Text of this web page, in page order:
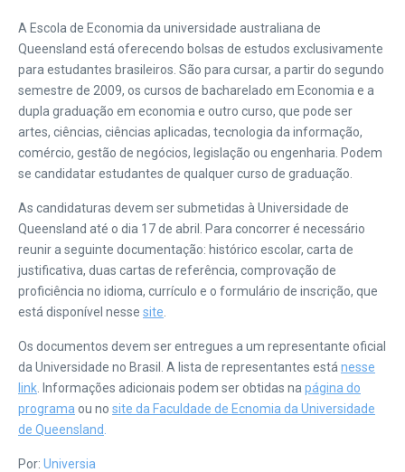
A Escola de Economia da universidade australiana de
Queensland está oferecendo bolsas de estudos exclusivamente
para estudantes brasileiros. São para cursar, a partir do segundo
semestre de 2009, os cursos de bacharelado em Economia e a
dupla graduação em economia e outro curso, que pode ser
artes, ciências, ciências aplicadas, tecnologia da informação,
comércio, gestão de negócios, legislação ou engenharia. Podem
se candidatar estudantes de qualquer curso de graduação.
As candidaturas devem ser submetidas à Universidade de
Queensland até o dia 17 de abril. Para concorrer é necessário
reunir a seguinte documentação: histórico escolar, carta de
justificativa, duas cartas de referência, comprovação de
proficiência no idioma, currículo e o formulário de inscrição, que
está disponível nesse site
Os documentos devem ser entregues a um representante oficial
da Universidade no Brasil. A lista de representantes está nesse
link . Informações adicionais podem ser obtidas na página do
programa ou no site da Faculdade de Ecnomia da Universidade
de Queensland
Por: Universia